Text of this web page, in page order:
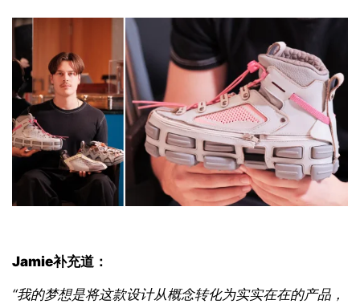
Jamie补充道：
“我的梦想是将这款设计从概念转化为实实在在的产品 ，